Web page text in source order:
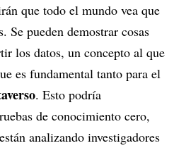
que todo el mundo vea que
Se pueden demostrar cosas
los datos, un concepto al que
es fundamental tanto para el
. Esto podría
de conocimiento cero,
analizando investigadores